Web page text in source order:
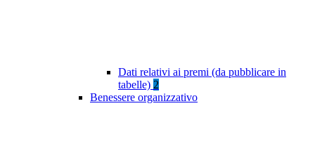
Dati relativi ai premi (da pubblicare in
tabelle) 2
Benessere organizzativo